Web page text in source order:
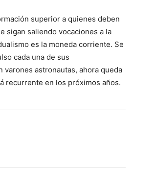
superior a quienes deben
sigan saliendo vocaciones a la
es la moneda corriente. Se
cada una de sus
varones astronautas, ahora queda
recurrente en los próximos años.